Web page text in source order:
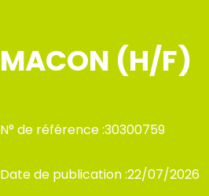
MACON (H/F)
N° de référence :30300759
Date de publication :22/07/2026